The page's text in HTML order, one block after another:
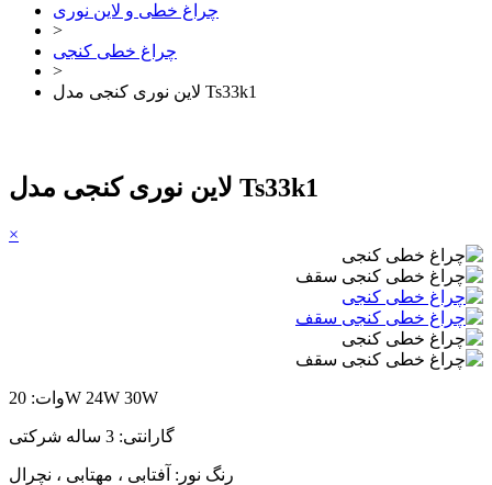
چراغ خطی و لاین نوری
>
چراغ خطی کنجی
>
لاین نوری کنجی مدل Ts33k1
لاین نوری کنجی مدل Ts33k1
×
وات: 20W 24W 30W
گارانتی: 3 ساله شرکتی
رنگ نور: آفتابی ، مهتابی ، نچرال